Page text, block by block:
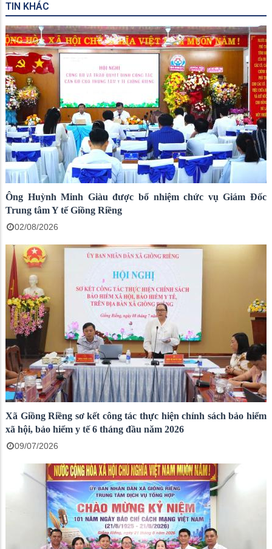
TIN KHÁC
Ông Huỳnh Minh Giàu được bổ nhiệm chức vụ Giám Đốc
Trung tâm Y tế Giồng Riềng
02/08/2026
Xã Giồng Riềng sơ kết công tác thực hiện chính sách bảo hiểm
xã hội, bảo hiểm y tế 6 tháng đầu năm 2026
09/07/2026